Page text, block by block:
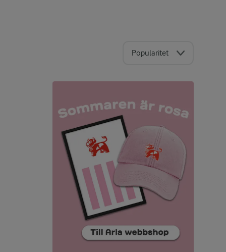
Popularitet